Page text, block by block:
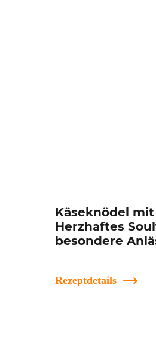
Käseknödel mit
Herzhaftes
besondere
Rezeptdetails